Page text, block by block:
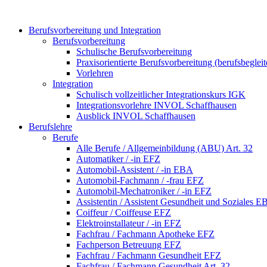
Berufsvorbereitung und Integration
Berufsvorbereitung
Schulische Berufsvorbereitung
Praxisorientierte Berufsvorbereitung
Vorlehren
Integration
Schulisch vollzeitlicher Integrationskurs IGK
Integrationsvorlehre INVOL Schaffhausen
Ausblick INVOL Schaffhausen
Berufslehre
Berufe
Alle Berufe / Allgemeinbildung (ABU) Art. 32
Automatiker / -in EFZ
Automobil-Assistent / -in EBA
Automobil-Fachmann / -frau EFZ
Automobil-Mechatroniker / -in EFZ
Assistentin / Assistent Gesundheit und Soziales
Coiffeur / Coiffeuse EFZ
Elektroinstallateur / -in EFZ
Fachfrau / Fachmann Apotheke EFZ
Fachperson Betreuung EFZ
Fachfrau / Fachmann Gesundheit EFZ